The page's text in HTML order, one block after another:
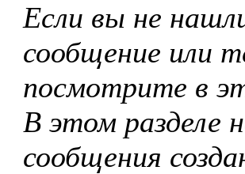
Если вы не
сообщение или
посмотрите в
В этом разделе
сообщения